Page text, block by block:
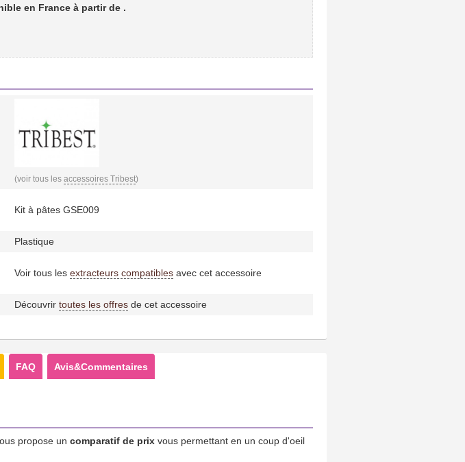
en France à partir de .
(voir tous les accessoires Tribest)
Kit à pâtes GSE009
Plastique
Voir tous les extracteurs compatiblesavec cet accessoire
Découvrir toutes les offresde cet accessoire
FAQ Avis&Commentaires
propose un comparatif de prix vous permettant en un coup d'oeil